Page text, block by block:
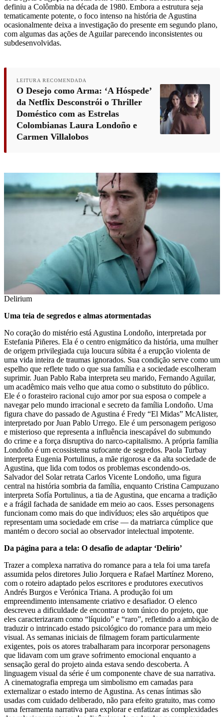
definiu a Colômbia na década de 1980. Embora a estrutura seja
tematicamente potente, o foco intenso na história de Agustina
ocasionalmente deixa a investigação do presente em segundo plano,
com algumas das ações de Aguilar parecendo inconsistentes ou
subdesenvolvidas.
LEITURA RECOMENDADA
O Desejo como Arma: ‘A Hóspede’
da Netflix Desconstrói o Thriller
Doméstico com as Estrelas
Colombianas Laura Londoño e
Carmen Villalobos
Delirium
Uma teia de segredos e almas atormentadas
No coração do mistério está Agustina Londoño, interpretada por
Estefania Piñeres. Ela é o centro enigmático da história, uma mulher
de origem privilegiada cuja loucura súbita é a erupção violenta de
uma vida inteira de traumas ignorados. Sua condição serve como um
espelho que reflete tudo o que sua família e a sociedade escolheram
suprimir. Juan Pablo Raba interpreta seu marido, Fernando Aguilar,
um acadêmico mais velho que atua como o substituto do público.
Ele é o forasteiro racional cujo amor por sua esposa o compele a
navegar pelo mundo irracional e secreto da família Londoño. Uma
figura chave do passado de Agustina é Fredy “El Midas” McAlister,
interpretado por Juan Pablo Urrego. Ele é um personagem perigoso
e misterioso que representa a influência inescapável do submundo
do crime e a força disruptiva do narco-capitalismo. A própria família
Londoño é um ecossistema sufocante de segredos. Paola Turbay
interpreta Eugenia Portulinus, a mãe rigorosa e da alta sociedade de
Agustina, que lida com todos os problemas escondendo-os.
Salvador del Solar retrata Carlos Vicente Londoño, uma figura
central na história sombria da família, enquanto Cristina Campuzano
interpreta Sofía Portulinus, a tia de Agustina, que encarna a tradição
e a frágil fachada de sanidade em meio ao caos. Esses personagens
funcionam como mais do que indivíduos; eles são arquétipos que
representam uma sociedade em crise — da matriarca cúmplice que
mantém o decoro social ao observador intelectual impotente.
Da página para a tela: O desafio de adaptar ‘Delírio’
Trazer a complexa narrativa do romance para a tela foi uma tarefa
assumida pelos diretores Julio Jorquera e Rafael Martínez Moreno,
com o roteiro adaptado pelos escritores e produtores executivos
Andrés Burgos e Verónica Triana. A produção foi um
empreendimento intensamente criativo e desafiador. O elenco
descreveu a dificuldade de encontrar o tom único do projeto, que
eles caracterizaram como “líquido” e “raro”, refletindo a ambição de
traduzir o intrincado estado psicológico do romance para um meio
visual. As semanas iniciais de filmagem foram particularmente
exigentes, pois os atores trabalharam para incorporar personagens
que lidavam com um grave sofrimento emocional enquanto a
sensação geral do projeto ainda estava sendo descoberta. A
linguagem visual da série é um componente chave de sua narrativa.
A cinematografia emprega um simbolismo em camadas para
externalizar o estado interno de Agustina. As cenas íntimas são
usadas com cuidado deliberado, não para efeito gratuito, mas como
uma ferramenta narrativa para explorar e enfatizar as complexidades